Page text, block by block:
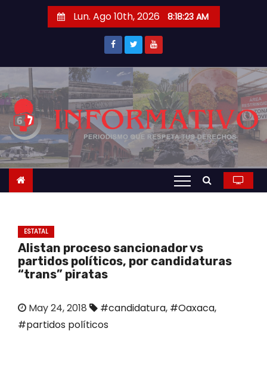
r
a
c
o
t
Lun. Ago 10th, 2026 8:18:24 AM
ESTATAL
Alistan proceso sancionador vs
partidos políticos, por candidaturas
“trans” piratas
May 24, 2018 #candidatura, #Oaxaca,
#partidos políticos